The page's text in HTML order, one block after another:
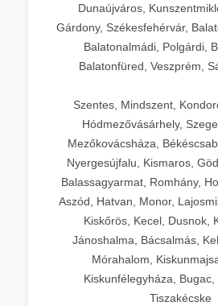
Dunaújváros,
Gárdony, Székesfehérvár,
Balatonalmádi, Polgárdi,
Balatonfüred, Veszprém,
Szentes, Mindszent,
Hódmezővásárhely,
Mezőkovácsháza,
Nyergesújfalu, Kismaros,
Balassagyarmat, Romhány,
Aszód, Hatvan, Monor,
Kiskőrös, Kecel, Dusnok,
Jánoshalma, Bácsalmás,
Mórahalom,
Kiskunfélegyháza, Bugac,
Tiszakécske